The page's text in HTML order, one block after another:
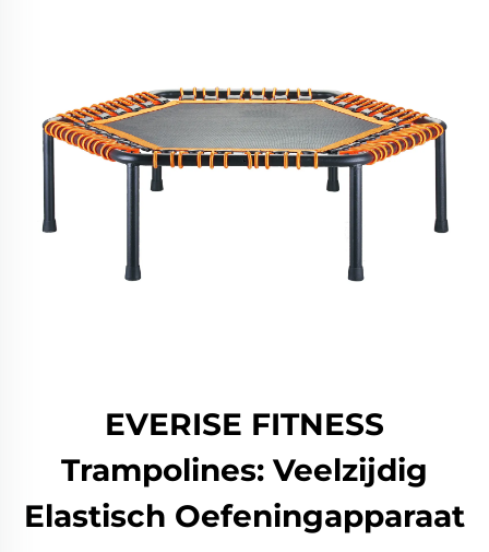
EVERISE FITNESS
Trampolines: Veelzijdig
Elastisch Oefeningapparaat